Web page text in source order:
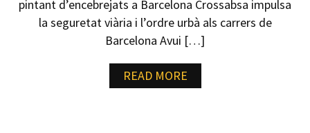
pintant d’encebrejats a Barcelona Crossabsa impulsa
la seguretat viària i l’ordre urbà als carrers de
Barcelona Avui […]
READ MORE